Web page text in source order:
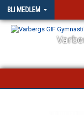
BLI MEDLEM